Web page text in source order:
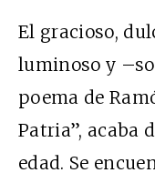
El gracioso,
luminoso y
poema de
Patria”, acaba
edad. Se